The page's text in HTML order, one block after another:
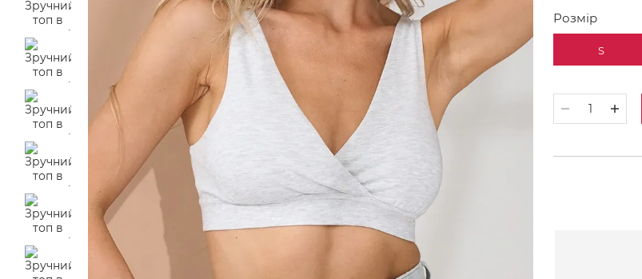
Розмір
S